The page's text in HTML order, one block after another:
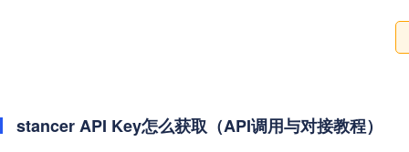
stancer API Key怎么获取（API调用与对接教程）